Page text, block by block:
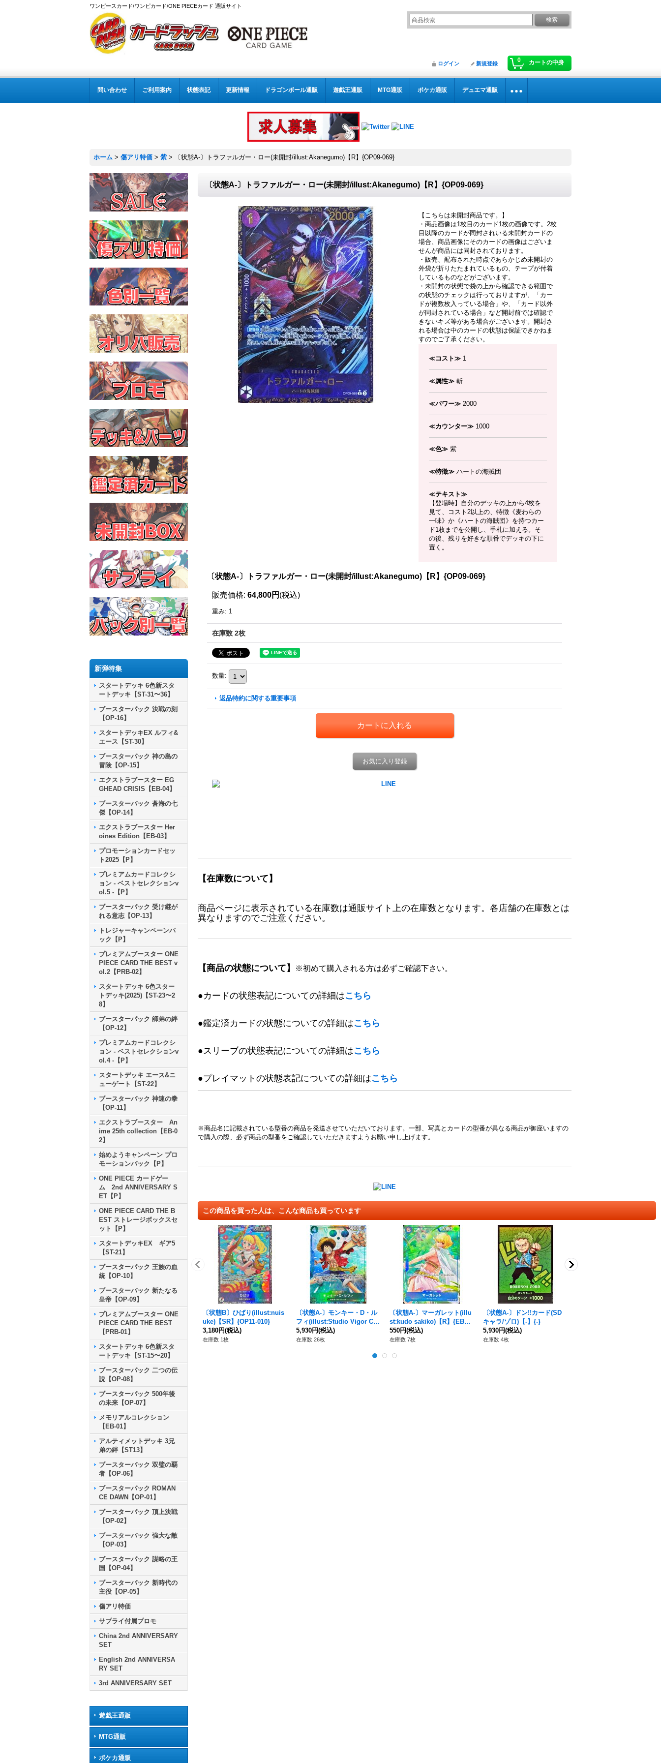
ワンピースカード/ワンピカード/ONE PIECEカード 通販サイト
0 カートの中身
ログイン 新規登録
問い合わせ ご利用案内 状態表記 更新情報 ドラゴンボール通販 遊戯王通販 MTG通販 ポケカ通販 デュエマ通販
ホーム > 傷アリ特価 > 紫 > 〔状態A-〕トラファルガー・ロー(未開封/illust:Akanegumo)【R】{OP09-069}
新弾特集
スタートデッキ 6色新スタ
ートデッキ【ST-31〜36】
ブースターパック 決戦の刻
【OP-16】
スタートデッキEX ルフィ&
エース【ST-30】
ブースターパック 神の島の
冒険【OP-15】
エクストラブースター EG
GHEAD CRISIS【EB-04】
ブースターパック 蒼海の七
傑【OP-14】
エクストラブースター Her
oines Edition【EB-03】
プロモーションカードセッ
ト2025【P】
プレミアムカードコレクシ
ョン - ベストセレクションv
ol.5 -【P】
ブースターパック 受け継が
れる意志【OP-13】
トレジャーキャンペーンパ
ック【P】
プレミアムブースター ONE
PIECE CARD THE BEST v
ol.2【PRB-02】
スタートデッキ 6色スター
トデッキ(2025)【ST-23〜2
8】
ブースターパック 師弟の絆
【OP-12】
プレミアムカードコレクシ
ョン - ベストセレクションv
ol.4 -【P】
スタートデッキ エース&ニ
ューゲート【ST-22】
ブースターパック 神速の拳
【OP-11】
エクストラブースター An
ime 25th collection【EB-0
2】
始めようキャンペーン プロ
モーションパック【P】
ONE PIECE カードゲー
ム 2nd ANNIVERSARY S
ET【P】
ONE PIECE CARD THE B
EST ストレージボックスセ
ット【P】
スタートデッキEX ギア5
【ST-21】
ブースターパック 王族の血
統【OP-10】
ブースターパック 新たなる
皇帝【OP-09】
プレミアムブースター ONE
PIECE CARD THE BEST
【PRB-01】
スタートデッキ 6色新スタ
ートデッキ【ST-15〜20】
ブースターパック 二つの伝
説【OP-08】
ブースターパック 500年後
の未来【OP-07】
メモリアルコレクション
【EB-01】
アルティメットデッキ 3兄
弟の絆【ST13】
ブースターパック 双璧の覇
者【OP-06】
ブースターパック ROMAN
CE DAWN【OP-01】
ブースターパック 頂上決戦
【OP-02】
ブースターパック 強大な敵
【OP-03】
ブースターパック 謀略の王
国【OP-04】
ブースターパック 新時代の
主役【OP-05】
傷アリ特価
サプライ付属プロモ
China 2nd ANNIVERSARY
SET
English 2nd ANNIVERSA
RY SET
3rd ANNIVERSARY SET
遊戯王通販
MTG通販
ポケカ通販
〔状態A-〕トラファルガー・ロー(未開封/illust:Akanegumo)【R】{OP09-069}
【こちらは未開封商品です。】
・商品画像は1枚目のカード1枚の画像です。2枚
目以降のカードが同封されいる未開封カードの
場合、商品画像にそのカードの画像はございま
せんが商品には同封されております。
・販売、配布された時点であらかじめ未開封の
外袋が折りたたまれているもの、テープが付着
しているものなどがございます。
・未開封の状態で袋の上から確認できる範囲で
の状態のチェックは行っておりますが、「カー
ドが複数枚入っている場合」や、「カード以外
が同封されている場合」など開封前では確認で
きないキズ等がある場合がございます。開封さ
れる場合は中のカードの状態は保証できかねま
すのでご了承ください。
≪コスト≫ 1
≪属性≫ 斬
≪パワー≫ 2000
≪カウンター≫ 1000
≪色≫ 紫
≪特徴≫ ハートの海賊団
≪テキスト≫
【登場時】自分のデッキの上から4枚を
見て、コスト2以上の、特徴《麦わらの
一味》か《ハートの海賊団》を持つカー
ド1枚までを公開し、手札に加える。そ
の後、残りを好きな順番でデッキの下に
置く。
〔状態A-〕トラファルガー・ロー(未開封/illust:Akanegumo)【R】{OP09-069}
販売価格: 64,800円 (税込)
重み: 1
在庫数 2枚
数量:
返品特約に関する重要事項
お気に入り登録
【在庫数について】
商品ページに表示されている在庫数は通販サイト上の在庫数となります。各店舗の在庫数とは
異なりますのでご注意ください。
【商品の状態について】 ※初めて購入される方は必ずご確認下さい。
●カードの状態表記についての詳細はこちら
●鑑定済カードの状態についての詳細はこちら
●スリーブの状態表記についての詳細はこちら
●プレイマットの状態表記についての詳細はこちら
※商品名に記載されている型番の商品を発送させていただいております。一部、写真とカードの型番が異なる商品が御座いますの
で購入の際、必ず商品の型番をご確認していただきますようお願い申し上げます。
この商品を買った人は、こんな商品も買っています
〔状態B〕ひばり(illust:nuis
uke)【SR】{OP11-010}
3,180円(税込)
在庫数 1枚
〔状態A-〕モンキー・D・ル
フィ(illust:Studio Vigor Co.
Ltd)【SR】{PRB02-005}
5,930円(税込)
在庫数 26枚
〔状態A-〕マーガレット(illu
st:kudo sakiko)【R】{EB03-
027}
550円(税込)
在庫数 7枚
〔状態A-〕ドン!!カード(SD
キャラ/ゾロ)【-】{-}
5,930円(税込)
在庫数 4枚